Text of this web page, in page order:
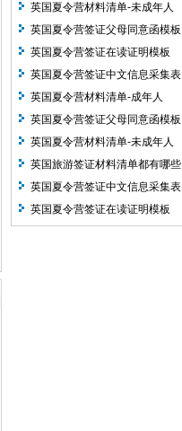
英国夏令营材料清单-未成年人
英国夏令营签证父母同意函模板
英国夏令营签证在读证明模板
英国夏令营签证中文信息采集表
英国夏令营材料清单-成年人
英国夏令营签证父母同意函模板
英国夏令营材料清单-未成年人
英国旅游签证材料清单都有哪些
英国夏令营签证中文信息采集表
英国夏令营签证在读证明模板